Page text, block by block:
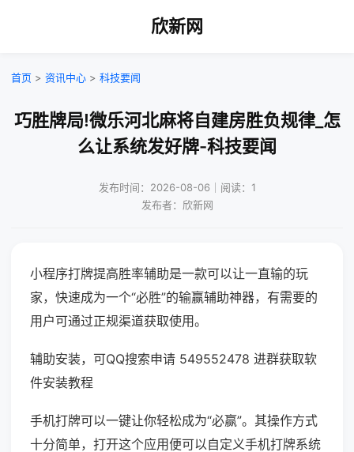
欣新网
首页 > 资讯中心 > 科技要闻
巧胜牌局!微乐河北麻将自建房胜负规律_怎
么让系统发好牌-科技要闻
发布时间：2026-08-06｜阅读：1
发布者：欣新网
小程序打牌提高胜率辅助是一款可以让一直输的玩
家，快速成为一个“必胜”的输赢辅助神器，有需要的
用户可通过正规渠道获取使用。
辅助安装，可QQ搜索申请 549552478 进群获取软
件安装教程
手机打牌可以一键让你轻松成为“必赢”。其操作方式
十分简单，打开这个应用便可以自定义手机打牌系统